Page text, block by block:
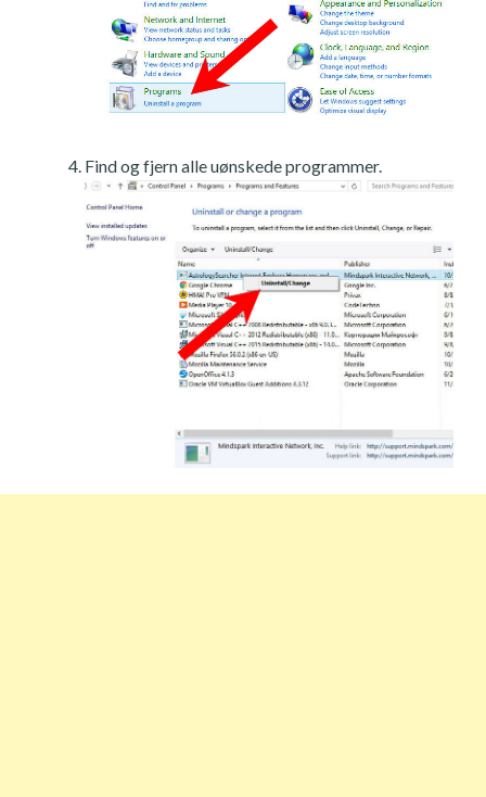
Find og fjern alle uønskede programmer.